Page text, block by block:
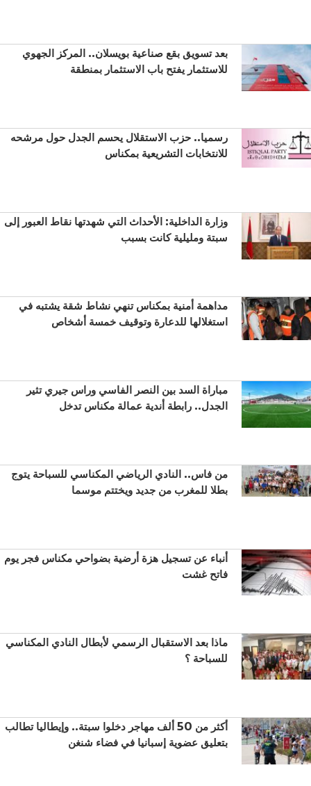
بعد تسويق بقع صناعية بويسلان.. المركز الجهوي
للاستثمار يفتح باب الاستثمار بمنطقة
رسميا.. حزب الاستقلال يحسم الجدل حول مرشحه
للانتخابات التشريعية بمكناس
وزارة الداخلية: الأحداث التي شهدتها نقاط العبور إلى
سبتة ومليلية كانت بسبب
مداهمة أمنية بمكناس تنهي نشاط شقة يشتبه في
استغلالها للدعارة وتوقيف خمسة أشخاص
مباراة السد بين النصر الفاسي وراس جيري تثير
الجدل.. رابطة أندية عمالة مكناس تدخل
من فاس.. النادي الرياضي المكناسي للسباحة يتوج
بطلا للمغرب من جديد ويختتم موسما
أنباء عن تسجيل هزة أرضية بضواحي مكناس فجر يوم
فاتح غشت
ماذا بعد الاستقبال الرسمي لأبطال النادي المكناسي
للسباحة ؟
أكثر من 50 ألف مهاجر دخلوا سبتة.. وإيطاليا تطالب
بتعليق عضوية إسبانيا في فضاء شنغن